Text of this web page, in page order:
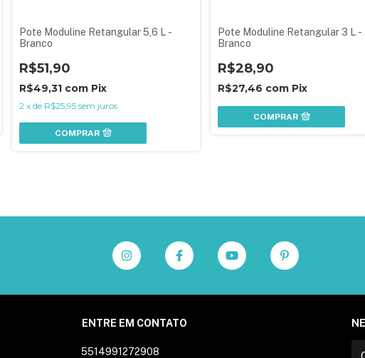
Pote Moduline Retangular 5,6 L -
Branco
R$51,90
R$49,31 com Pix
2 x de R$25,95 sem juros
COMPRAR
Pote Moduline Retangular 3 L -
Branco
R$28,90
R$27,46 com Pix
COMPRAR
ENTRE EM CONTATO
5514991272908